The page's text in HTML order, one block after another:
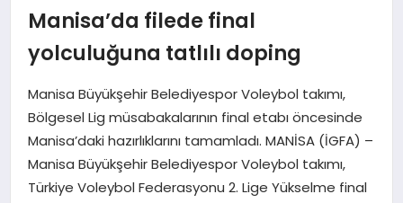
ASAYIŞ
DÜNYA
SIYASET
EKONOMI
Manisa’da filede final
yolculuğuna tatlılı doping
Manisa Büyükşehir Belediyespor Voleybol takımı,
Bölgesel Lig müsabakalarının final etabı öncesinde
Manisa’daki hazırlıklarını tamamladı. MANİSA (İGFA) –
Manisa Büyükşehir Belediyespor Voleybol takımı,
Türkiye Voleybol Federasyonu 2. Lige Yükselme final